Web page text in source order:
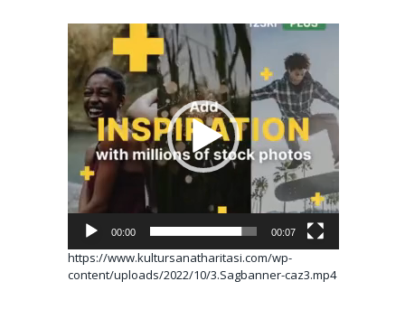
Video
oynatıcı
00:00 00:07
https://www.kultursanatharitasi.com/wp-
content/uploads/2022/10/3.Sagbanner-caz3.mp4